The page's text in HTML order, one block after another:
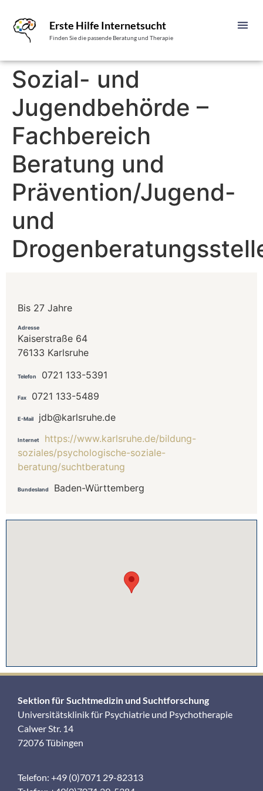
Erste Hilfe Internetsucht
Finden Sie die passende Beratung und Therapie
Sozial- und
Jugendbehörde –
Fachbereich
Beratung und
Prävention/Jugend-
und
Bis 27 Jahre
Adresse
Kaiserstraße 64
76133 Karlsruhe
Telefon 0721 133-5391
Fax 0721 133-5489
E-Mail jdb@karlsruhe.de
Internet
https://www.karlsruhe.de/bildung-
soziales/psychologische-soziale-
beratung/suchtberatung
Bundesland Baden-Württemberg
Sektion für Suchtmedizin und Suchtforschung
Universitätsklinik für Psychiatrie und Psychotherapie
Calwer Str. 14
72076 Tübingen
Telefon: +49 (0)7071 29-82313